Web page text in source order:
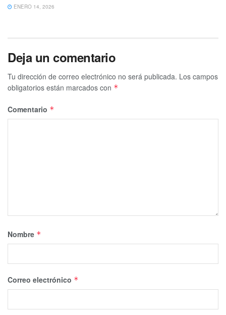
ENERO 14, 2026
Deja un comentario
Tu dirección de correo electrónico no será publicada. Los campos
obligatorios están marcados con *
Comentario *
Nombre *
Correo electrónico *